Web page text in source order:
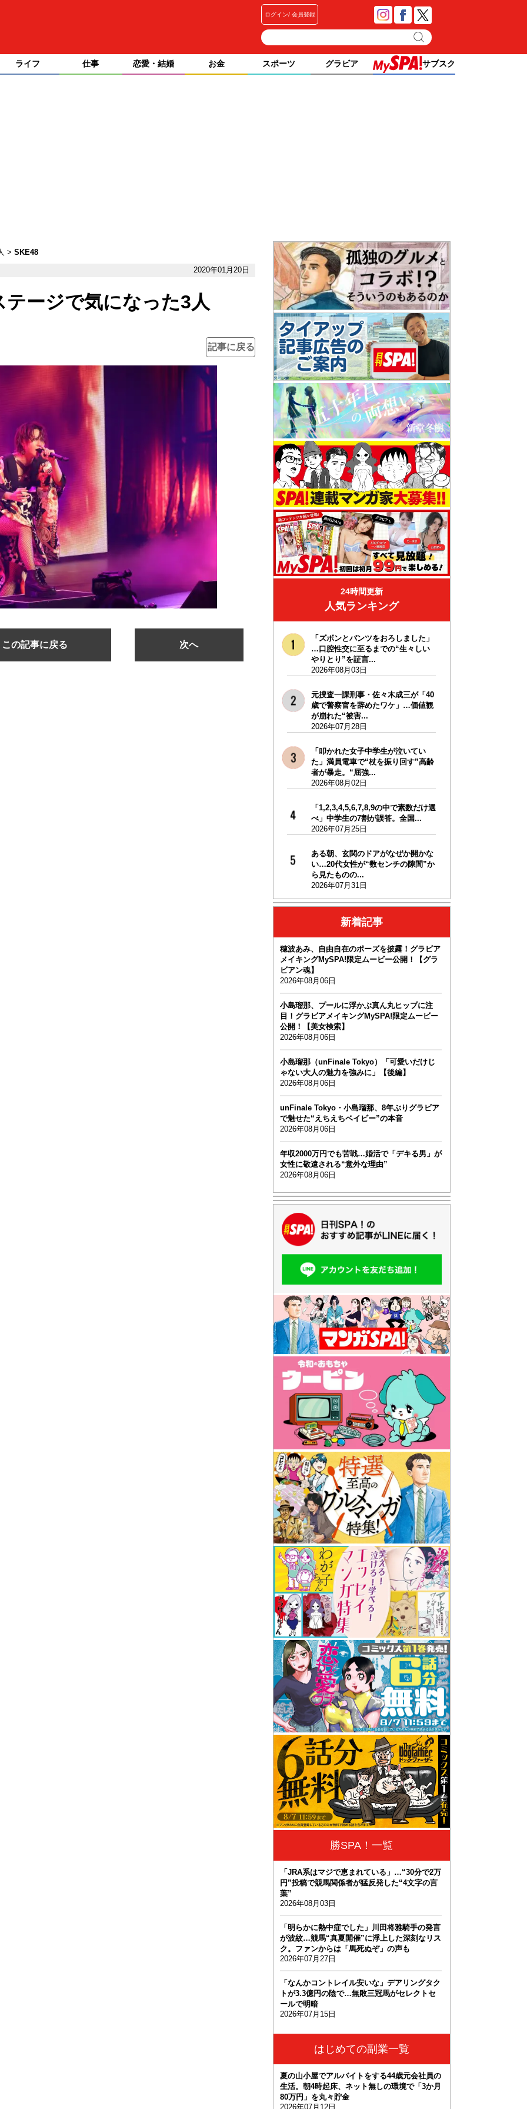
ログイン 会員登録
ライフ 仕事 恋愛・結婚 お金 スポーツ グラビア サブスク
SKE48
2020年01月20日
ージで気になった3人
記事に戻る
この記事に戻る 次へ
24時間更新
人気ランキング
「ズボンとパンツをおろしました」
…口腔性交に至るまでの“生々しい
やりとり”を証言...
2026年08月03日
元捜査一課刑事・佐々木成三が「40
歳で警察官を辞めたワケ」…価値観
が崩れた“被害...
2026年07月28日
「叩かれた女子中学生が泣いてい
た」満員電車で“杖を振り回す”高齢
者が暴走。“屈強...
2026年08月02日
「1,2,3,4,5,6,7,8,9の中で素数だけ選
べ」中学生の7割が誤答。全国...
2026年07月25日
ある朝、玄関のドアがなぜか開かな
い…20代女性が“数センチの隙間”か
ら見たものの...
2026年07月31日
新着記事
穂波あみ、自由自在のポーズを披露！グラビア
メイキングMySPA!限定ムービー公開！【グラ
ビアン魂】
2026年08月06日
小島瑠那、プールに浮かぶ真ん丸ヒップに注
目！グラビアメイキングMySPA!限定ムービー
公開！【美女検索】
2026年08月06日
小島瑠那（unFinale Tokyo）「可愛いだけじ
ゃない大人の魅力を強みに」【後編】
2026年08月06日
unFinale Tokyo・小島瑠那、8年ぶりグラビア
で魅せた“えちえちベイビー”の本音
2026年08月06日
年収2000万円でも苦戦…婚活で「デキる男」が
女性に敬遠される“意外な理由”
2026年08月06日
勝SPA！一覧
「JRA系はマジで恵まれている」…“30分で2万
円”投稿で競馬関係者が猛反発した“4文字の言
葉”
2026年08月03日
「明らかに熱中症でした」川田将雅騎手の発言
が波紋…競馬“真夏開催”に浮上した深刻なリス
ク。ファンからは「馬死ぬぞ」の声も
2026年07月27日
「なんかコントレイル安いな」デアリングタク
トが3.3億円の陰で…無敗三冠馬がセレクトセ
ールで明暗
2026年07月15日
はじめての副業一覧
夏の山小屋でアルバイトをする44歳元会社員の
生活。朝4時起床、ネット無しの環境で「3か月
80万円」を丸々貯金
2026年07月12日